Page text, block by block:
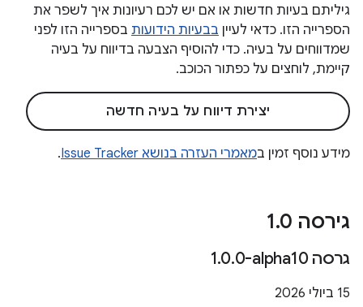
גיליתם בעיות חדשות או אם יש לכם רעיונות איך לשפר את
הספרייה הזו. כדאי לעיין בבעיות הידועות בספרייה הזו לפני
שמדווחים על בעיה. כדי להוסיף הצבעה בדיווח על בעיה
קיימת, לוחצים על כפתור הכוכב.
יצירת דיווח על בעיה חדשה
מידע נוסף זמין במאמרי העזרה בנושא Issue Tracker .
גירסה 1 .0
גרסה ‎1 .0.0-alpha10
‫15 ביולי 2026